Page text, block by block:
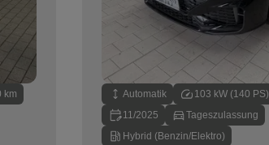
km
Automatik 103 kW (140 PS)
11/2025
Tageszulassung
Hybrid (Benzin/Elektro)